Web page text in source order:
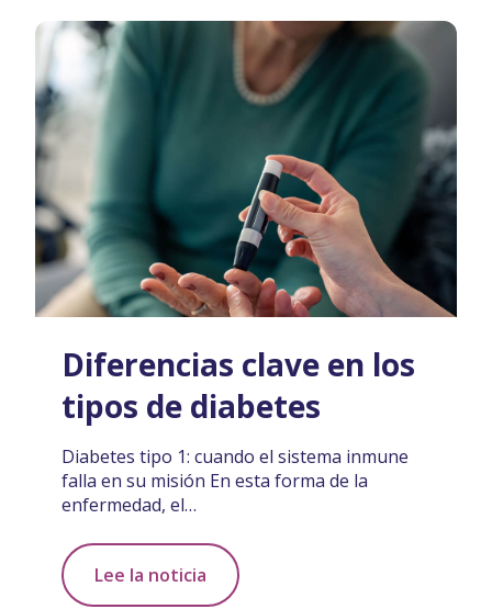
Diferencias clave en los
tipos de diabetes
Diabetes tipo 1: cuando el sistema inmune
falla en su misión En esta forma de la
enfermedad, el…
Lee la noticia